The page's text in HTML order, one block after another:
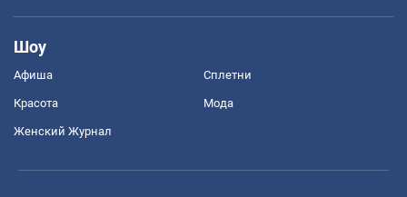
Шоу
Афиша Сплетни
Красота Мода
Женский Журнал